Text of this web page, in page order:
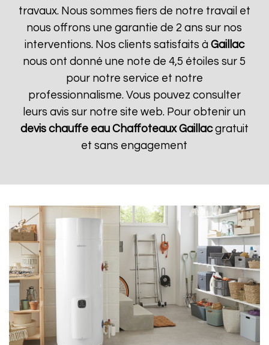
travaux. Nous sommes fiers de notre travail et
nous offrons une garantie de 2 ans sur nos
interventions. Nos clients satisfaits à Gaillac
nous ont donné une note de 4,5 étoiles sur 5
pour notre service et notre
professionnalisme. Vous pouvez consulter
leurs avis sur notre site web. Pour obtenir un
devis chauffe eau Chaffoteaux Gaillacgratuit
et sans engagement